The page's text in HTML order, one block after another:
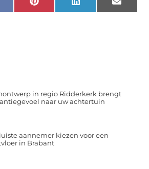
PinterestLinkedInEmail
in regio Ridderkerk brengt
naar uw achtertuin
aannemer kiezen voor een
in Brabant